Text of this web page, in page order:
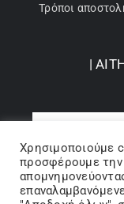
Τρόποι
|
Χρησιμοποιούμε
προσφέρουμε την